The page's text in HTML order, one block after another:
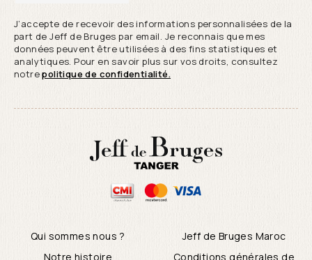
J’accepte de recevoir des informations personnalisées de la
part de Jeff de Bruges par email. Je reconnais que mes
données peuvent être utilisées à des fins statistiques et
analytiques. Pour en savoir plus sur vos droits, consultez
notrepolitique de confidentialité.
Qui sommes nous ?
Jeff de Bruges Maroc
Notre histoire
Conditions générales de